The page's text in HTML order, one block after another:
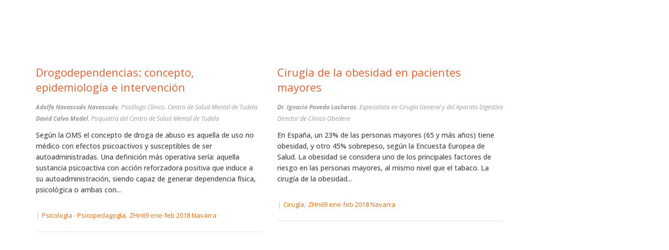
Drogodependencias: concepto,
epidemiología e intervención
Adolfo Navascués Navascués. Psicólogo Clínico. Centro de Salud Mental de Tudela.
David Calvo Medel. Psiquiatra del Centro de Salud Mental de Tudela
Según la OMS el concepto de droga de abuso es aquella de uso no
médico con efectos psicoactivos y susceptibles de ser
autoadministradas. Una definición más operativa sería: aquella
sustancia psicoactiva con acción reforzadora positiva que induce a
su autoadministración, siendo capaz de generar dependencia física,
psicológica o ambas con...
| Psicología - Psicopedagogía, ZHn69 ene-feb 2018 Navarra
Cirugía de la obesidad en pacientes
mayores
Dr. Ignacio Poveda Lasheras. Especialista en Cirugía General y del Aparato Digestivo
Director de Clínica Obedere
En España, un 23% de las personas mayores (65 y más años) tiene
obesidad, y otro 45% sobrepeso, según la Encuesta Europea de
Salud. La obesidad se considera uno de los principales factores de
riesgo en las personas mayores, al mismo nivel que el tabaco. La
cirugía de la obesidad...
| Cirugía, ZHn69 ene-feb 2018 Navarra